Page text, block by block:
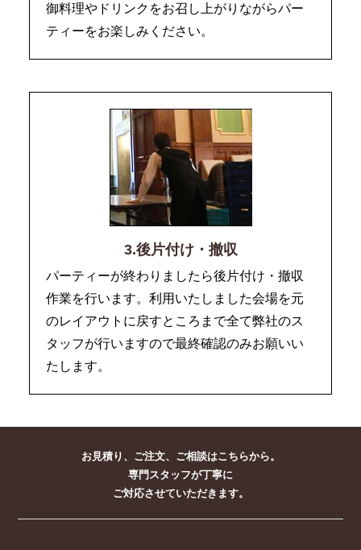
御料理やドリンクをお召し上がりながらパー
ティーをお楽しみください。
3.後片付け・撤収
パーティーが終わりましたら後片付け・撤収
作業を行います。利用いたしました会場を元
のレイアウトに戻すところまで全て弊社のス
タッフが行いますので最終確認のみお願いい
たします。
お見積り、ご注文、ご相談はこちらから。
専門スタッフが丁寧に
ご対応させていただきます。